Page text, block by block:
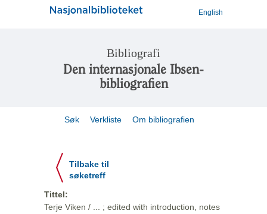
English
Bibliografi
Den internasjonale Ibsen-
bibliografien
Søk Verkliste Om bibliografien
Tilbake til
søketreff
Tittel:
Terje Viken / ... ; edited with introduction, notes